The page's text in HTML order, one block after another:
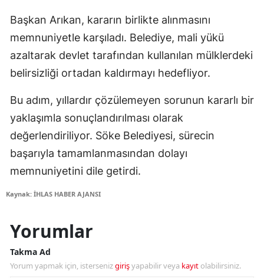
Başkan Arıkan, kararın birlikte alınmasını
memnuniyetle karşıladı. Belediye, mali yükü
azaltarak devlet tarafından kullanılan mülklerdeki
belirsizliği ortadan kaldırmayı hedefliyor.
Bu adım, yıllardır çözülemeyen sorunun kararlı bir
yaklaşımla sonuçlandırılması olarak
değerlendiriliyor. Söke Belediyesi, sürecin
başarıyla tamamlanmasından dolayı
memnuniyetini dile getirdi.
Kaynak: İHLAS HABER AJANSI
Yorumlar
Takma Ad
Yorum yapmak için, istersenizgirişyapabilir veya kayıt olabilirsiniz.